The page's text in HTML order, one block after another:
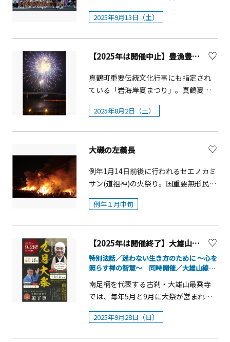
Theater】 （対象日：9月13日）川崎
ます。人気作品を芝生の広場で無料で
鑑賞できます。■時間：開場17：15／
場■作品：【吹替】「SING/シング：ネ
クストステージ」（2021年） 【川崎・
沖縄オリオン祭について】現在の競馬
場の敷地にはかつて富士瓦斯紡績工場
年)に発足した「川崎沖縄県人会」は今
年で創立101年となります。「川崎・沖
縄オリオン祭」はよみうりランドのル
ーツでもある川崎競馬場で川崎と沖縄
の友好発展を願い2019年に初開催され
フの想いはよみうりランド企業サイト
(https://yomiuriland.co.jp/brand/stor
る多彩なプログラムが用意され、春の
ひとときを心ゆくまで満喫していただ
ける、特別な1日です。 概要■開催
日：2026年3月20日（金・祝） ■時
間：10：00 ～ 16：00※キャンプ特別
企画のみ：3月20日（金）13:30 ～ 3月
21日（土）10：00■場所：未病バレー
井町山田300）■主催：神奈川県、大井
体とした『連』、また町外からの
『連』も加わり華やかなおどりを披露
町役場周辺道路は、約1,200人もの踊り
2025年9月13日（土）
【2025年は開催中止】豊漁豊作祭 真鶴夏色まつり
真鶴町重要伝統文化行事にも指定され
ている「岩海岸夏まつり」。真鶴夏色
まつりは、このまつりと同時開催とな
ります。灯籠ながし、海上花火、そし
いつつ楽しめます。
2025年8月2日（土）
大磯の左義長
例年1月14日前後に行われるセエノカミ
サン(道祖神)の火祭り。国重要無形民俗
文化財に指定されています。大磯の各
町内で実施され、南下町(坂下・浜之
セエトバレエが規模が大きく、北浜海
岸で盛大に行われます。セエトバレエ
の火で焼いたダンゴを食べると風邪を
ひかない、燃やした書初めが高く舞い
上がると腕が上がる、松の燃えさしを
ならないといわれています。サイトに
例年１月中旬
【2025年は開催終了】大雄山最乗寺 「道了尊九月大祭特別行事」【南足柄市】
特別法話／迷わない生き方のために ～心を
照らす禅の智慧～ 同時開催／大雄山線開
南足柄を代表する古刹・大雄山最乗寺
では、毎年5月と9月に大祭が営まれま
す。今年9月の大祭では、特別法話や講
演会に加え、大雄山線開業100周年を記
2025年9月28日（日）